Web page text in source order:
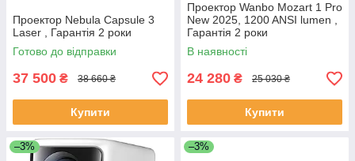
Проектор Nebula Capsule 3
Laser , Гарантія 2 роки
Готово до відправки
37 500 ₴ 38 660 ₴
Купити
Проектор Wanbo Mozart 1 Pro
New 2025, 1200 ANSI lumen ,
Гарантія 2 роки
В наявності
24 280 ₴ 25 030 ₴
Купити
–3% –3%